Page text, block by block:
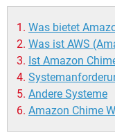
Was bietet
Was ist AWS
Ist Amazon
Andere Systeme
Amazon Chime